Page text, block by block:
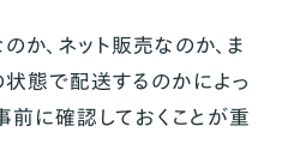
か、ネット販売なのか、ま
状態で配送するのかによっ
前に確認しておくことが重